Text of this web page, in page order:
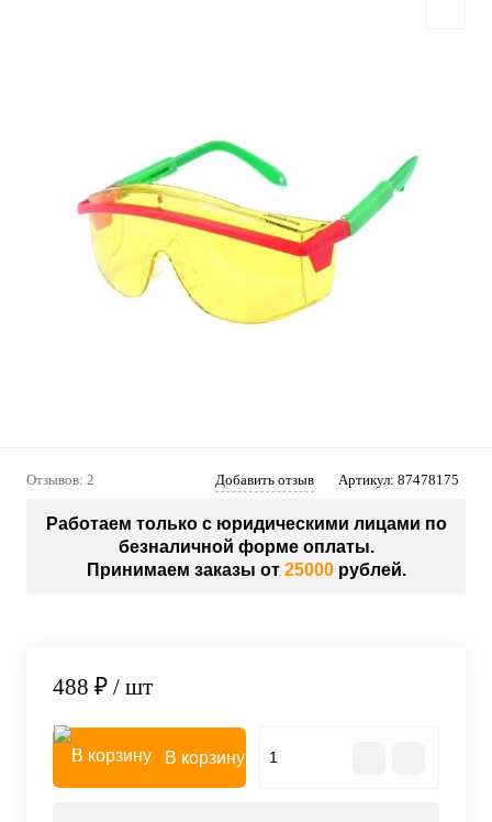
Отзывов: 2 Добавить отзыв Артикул: 87478175
Работаем только с юридическими лицами по
безналичной форме оплаты.
Принимаем заказы от 25000рублей.
488 ₽ / шт
В корзину